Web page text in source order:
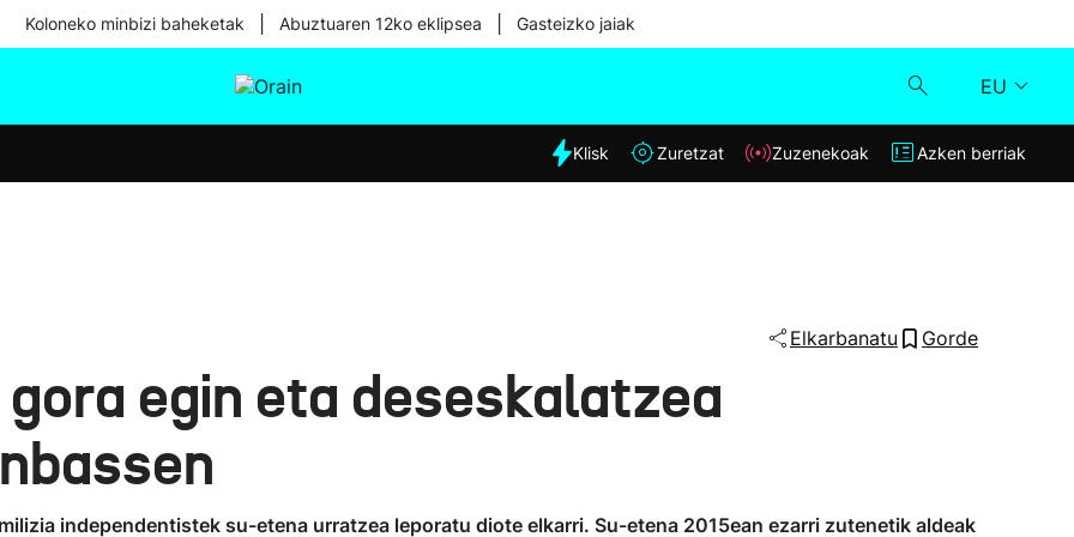
Koloneko minbizi baheketak Abuztuaren 12ko eklipsea Gasteizko jaiak
EU
Eguraldia
Klisk
Klisk Zuretzat Zuzenekoak Azken berriak
Elkarbanatu Gorde
egin eta deseskalatzea
independentistek su-etena urratzea leporatu diote elkarri. Su-etena 2015ean ezarri zutenetik aldeak